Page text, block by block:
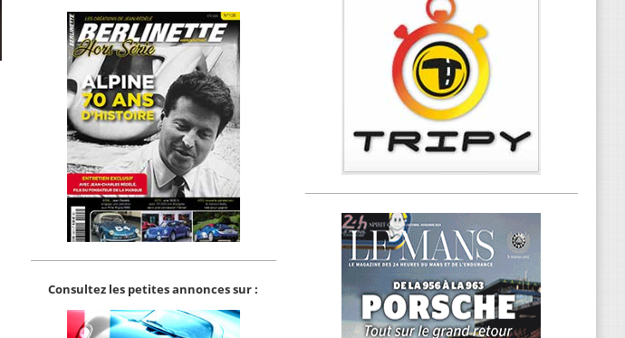
Consultez les petites annonces sur :